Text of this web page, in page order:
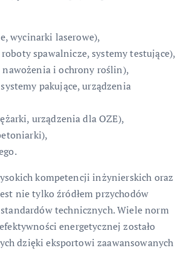
wycinarki laserowe),
spawalnicze, systemy testujące),
i ochrony roślin),
pakujące, urządzenia
urządzenia dla OZE),
kompetencji inżynierskich oraz
nie tylko źródłem przychodów
technicznych. Wiele norm
energetycznej zostało
dzięki eksportowi zaawansowanych